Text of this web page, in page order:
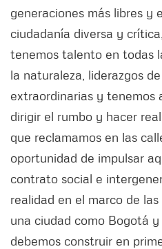
generaciones más libres y
ciudadanía diversa y
tenemos talento en todas
la naturaleza, liderazgos
extraordinarias y tenemos
dirigir el rumbo y hacer
que reclamamos en las
oportunidad de impulsar
contrato social e
realidad en el marco de
una ciudad como Bogotá
debemos construir en